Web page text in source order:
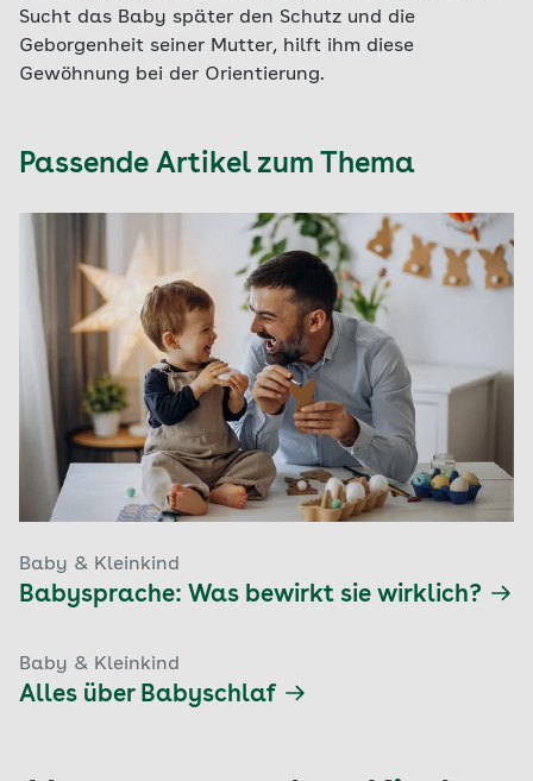
Sucht das Baby später den Schutz und die
Geborgenheit seiner Mutter, hilft ihm diese
Gewöhnung bei der Orientierung.
Passende Artikel zum Thema
Baby & Kleinkind
Babysprache: Was bewirkt sie wirklich?
Baby & Kleinkind
Alles über Babyschlaf